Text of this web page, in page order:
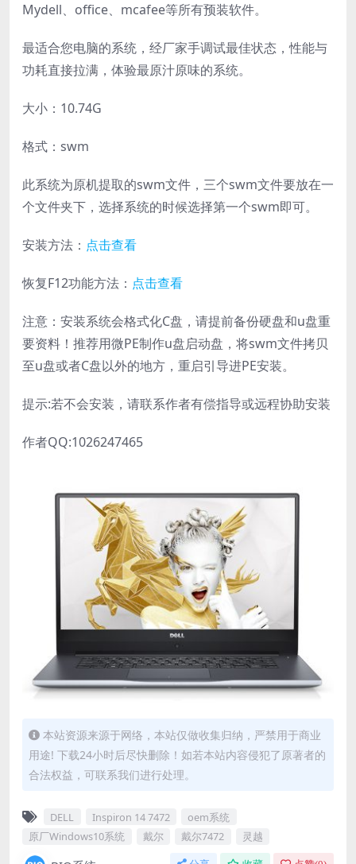
Mydell、office、mcafee等所有预装软件。
最适合您电脑的系统，经厂家手调试最佳状态，性能与
功耗直接拉满，体验最原汁原味的系统。
大小：10.74G
格式：swm
此系统为原机提取的swm文件，三个swm文件要放在一
个文件夹下，选择系统的时候选择第一个swm即可。
安装方法： 点击查看
恢复F12功能方法： 点击查看
注意：安装系统会格式化C盘，请提前备份硬盘和u盘重
要资料！推荐用微PE制作u盘启动盘，将swm文件拷贝
至u盘或者C盘以外的地方，重启引导进PE安装。
提示:若不会安装，请联系作者有偿指导或远程协助安装
作者QQ:1026247465
本站资源来源于网络，本站仅做收集归纳，严禁用于商业
用途! 下载24小时后尽快删除！如若本站内容侵犯了原著者的
合法权益，可联系我们进行处理。
DELL Inspiron 14 7472
oem系统
原厂Windows10系统
戴尔 戴尔7472 灵越